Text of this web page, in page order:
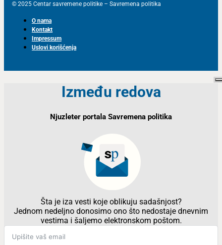
© 2025 Centar savremene politike – Savremena politika
O nama
Kontakt
Impressum
Uslovi korišćenja
Između redova
Njuzleter portala Savremena politika
Šta je iza vesti koje oblikuju sadašnjost?
Jednom nedeljno donosimo ono što nedostaje dnevnim
vestima i šaljemo elektronskom poštom.